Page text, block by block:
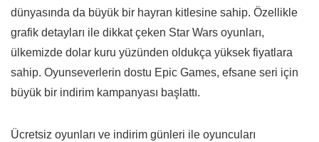
dünyasında da büyük bir hayran kitlesine sahip. Özellikle
grafik detayları ile dikkat çeken Star Wars oyunları,
ülkemizde dolar kuru yüzünden oldukça yüksek fiyatlara
sahip. Oyunseverlerin dostu Epic Games, efsane seri için
büyük bir indirim kampanyası başlattı.
Ücretsiz oyunları ve indirim günleri ile oyuncuları